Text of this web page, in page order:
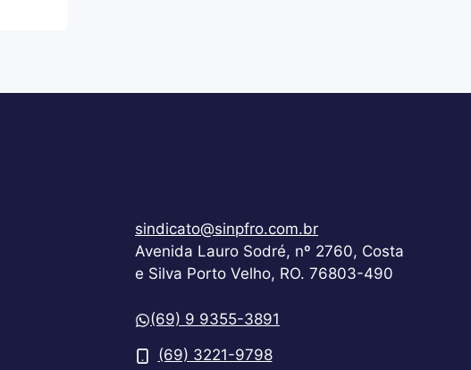
sindicato@sinpfro.com.br
Avenida Lauro Sodré, nº 2760, Costa
e Silva Porto Velho, RO. 76803-490
(69) 9 9355-3891
(69) 3221-9798